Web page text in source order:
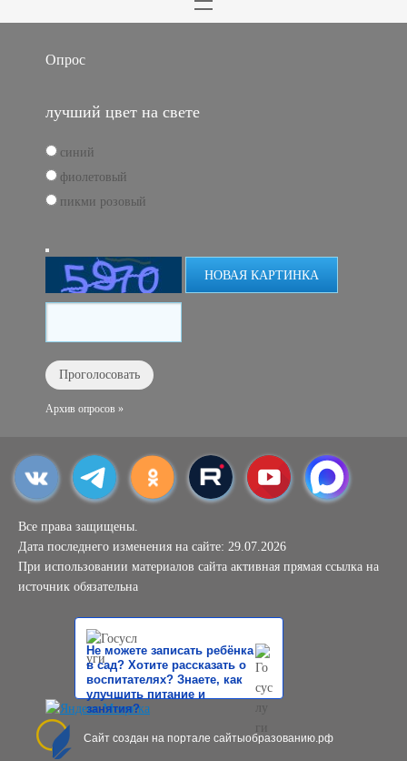
Опрос
лучший цвет на свете
синий
фиолетовый
пикми розовый
НОВАЯ КАРТИНКА
Архив опросов »
Все права защищены.
Дата последнего изменения на сайте: 29.07.2026
При использовании материалов сайта активная прямая ссылка на
источник обязательна
Не можете записать ребёнка
в сад? Хотите рассказать о
воспитателях? Знаете, как
улучшить питание и
занятия?
Сайт создан на портале сайтыобразованию.рф